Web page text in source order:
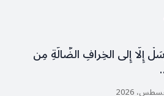
إِلَّا إِلى الخِرافِ الضَّالَّةِ مِن